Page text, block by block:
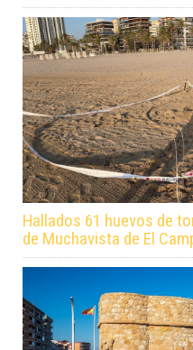
Hallados 61 huevos de
de Muchavista de El